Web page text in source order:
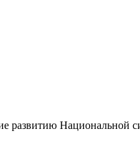
развитию Национальной